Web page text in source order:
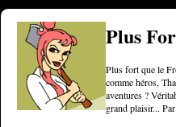
Plus
Plus fort que le
comme héros,
aventures ?
grand plaisir...